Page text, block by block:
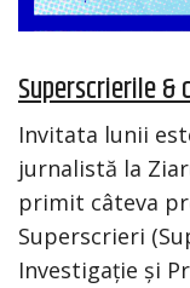
Superscrierile &
Invitata lunii
jurnalistă la
primit câteva
Superscrieri
Investigație și